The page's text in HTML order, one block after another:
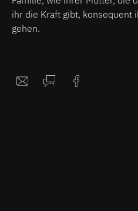
ihr die Kraft gibt, konsequent
gehen.